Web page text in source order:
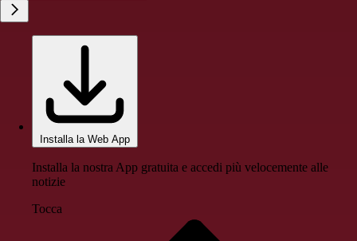
Installa la Web App
Installa la nostra App gratuita e accedi più velocemente alle
notizie
Tocca